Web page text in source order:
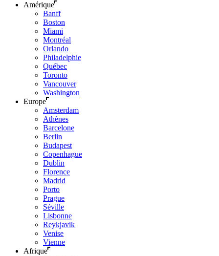
Amérique
Banff
Boston
Miami
Montréal
Orlando
Philadelphie
Québec
Toronto
Vancouver
Washington
Europe
Amsterdam
Athènes
Barcelone
Berlin
Budapest
Copenhague
Dublin
Florence
Madrid
Porto
Prague
Séville
Lisbonne
Reykjavik
Venise
Vienne
Afrique